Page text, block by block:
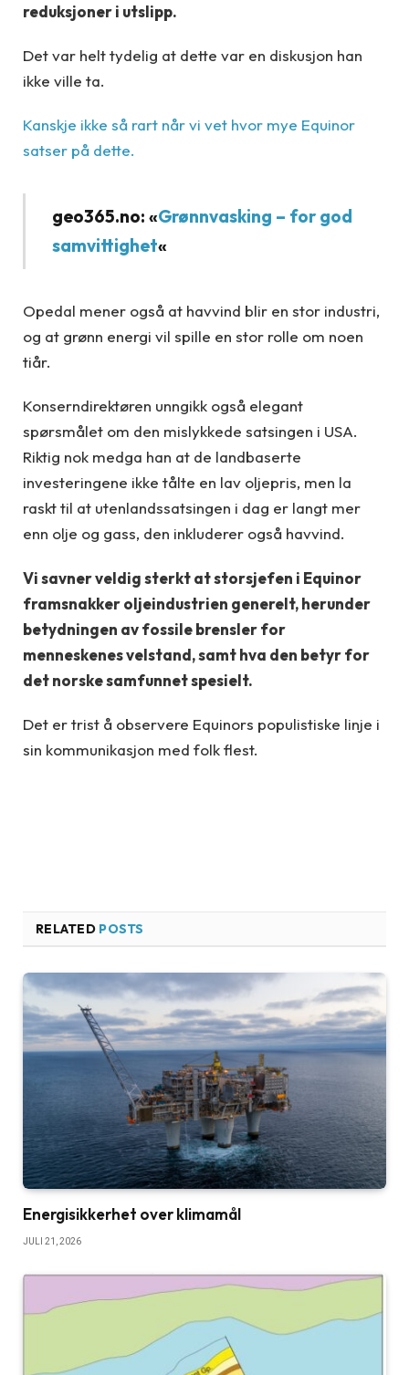
reduksjoner i utslipp.
Det var helt tydelig at dette var en diskusjon han
ikke ville ta.
Kanskje ikke så rart når vi vet hvor mye Equinor
satser på dette.
geo365.no: «Grønnvasking – for god
samvittighet«
Opedal mener også at havvind blir en stor industri,
og at grønn energi vil spille en stor rolle om noen
tiår.
Konserndirektøren unngikk også elegant
spørsmålet om den mislykkede satsingen i USA.
Riktig nok medga han at de landbaserte
investeringene ikke tålte en lav oljepris, men la
raskt til at utenlandssatsingen i dag er langt mer
enn olje og gass, den inkluderer også havvind.
Vi savner veldig sterkt at storsjefen i Equinor
framsnakker oljeindustrien generelt, herunder
betydningen av fossile brensler for
menneskenes velstand, samt hva den betyr for
det norske samfunnet spesielt.
Det er trist å observere Equinors populistiske linje i
sin kommunikasjon med folk flest.
RELATED POSTS
Energisikkerhet over klimamål
JULI 21, 2026